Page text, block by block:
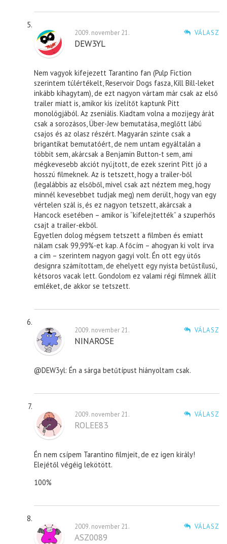
VÁLASZ
2009. november 21.
DEW3YL
Nem vagyok kifejezett Tarantino fan (Pulp Fiction
szerintem túlértékelt, Reservoir Dogs fasza, Kill Bill-leket
inkább kihagytam), de ezt nagyon vártam már csak az első
trailer miatt is, amikor kis ízelítőt kaptunk Pitt
monológjából. Az zseniális. Kiadtam volna a mozijegy árát
csak a sorozásos, Über-Jew bemutatása, meglőtt lábú
csajos és az olasz részért. Magyarán szinte csak a
brigantikat bemutatóért, de nem untam egyáltalán a
többit sem, akárcsak a Benjamin Button-t sem, ami
mégkevesebb akciót nyújtott, de ezek szerint Pitt jó a
hosszú filmeknek. Az is tetszett, hogy a trailer-ből
(legalábbis az elsőből, mivel csak azt néztem meg, hogy
minnél kevesebbet tudjak meg) nem derült, hogy van egy
vértelen szál is, és ez nagyon tetszett, akárcsak a
Hancock esetében – amikor is “kifelejtették” a szuperhős
csajt a trailer-ekből.
Egyetlen dolog mégsem tetszett a filmben és emiatt
nálam csak 99,99%-et kap. A főcím – ahogyan ki volt írva
a cím – szerintem nagyon gagyi volt. Én ott egy ütős
designra számítottam, de ehelyett egy nyista betűstílusú,
kétsoros vacak lett. Gondolom ez valami régi filmnek állít
emléket, de akkor se tetszett.
VÁLASZ
2009. november 21.
NINAROSE
@DEW3yl: Én a sárga betűtípust hiányoltam csak.
VÁLASZ
2009. november 21.
ROLEE83
Én nem csípem Tarantino filmjeit, de ez igen király!
Elejétől végéig lekötött.
100%
VÁLASZ
2009. november 21.
ASZ0089